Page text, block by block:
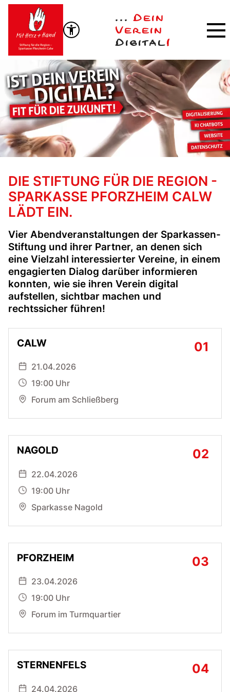
... Dein
Verein
Digital!
DIE STIFTUNG FÜR DIE REGION -
SPARKASSE PFORZHEIM CALW
LÄDT EIN.
Vier Abendveranstaltungen der Sparkassen-
Stiftung und ihrer Partner, an denen sich
eine Vielzahl interessierter Vereine, in einem
engagierten Dialog darüber informieren
konnten, wie sie ihren Verein digital
aufstellen, sichtbar machen und
rechtssicher führen!
CALW
21.04.2026
19:00 Uhr
Forum am Schließberg
NAGOLD
22.04.2026
19:00 Uhr
Sparkasse Nagold
PFORZHEIM
23.04.2026
19:00 Uhr
Forum im Turmquartier
STERNENFELS
24.04.2026